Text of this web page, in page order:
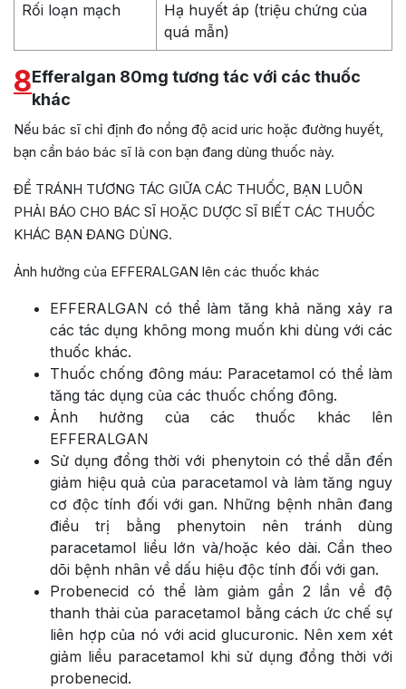
Rối loạn mạch
Hạ huyết áp (triệu chứng của
quá mẫn)
8Efferalgan 80mg tương tác với các thuốc
khác
Nếu bác sĩ chỉ định đo nồng độ acid uric hoặc đường huyết,
bạn cần báo bác sĩ là con bạn đang dùng thuốc này.
ĐỂ TRÁNH TƯƠNG TÁC GIỮA CÁC THUỐC, BẠN LUÔN
PHẢI BÁO CHO BÁC SĨ HOẶC DƯỢC SĨ BIẾT CÁC THUỐC
KHÁC BẠN ĐANG DÙNG.
Ảnh hưởng của EFFERALGAN lên các thuốc khác
EFFERALGAN có thể làm tăng khả năng xảy ra
các tác dụng không mong muốn khi dùng với các
thuốc khác.
Thuốc chống đông máu: Paracetamol có thể làm
tăng tác dụng của các thuốc chống đông.
Ảnh hưởng của các thuốc khác lên
EFFERALGAN
Sử dụng đổng thời với phenytoin có thể dẫn đến
giảm hiệu quả của paracetamol và làm tăng nguy
cơ độc tính đối với gan. Những bệnh nhân đang
điều trị bằng phenytoin nên tránh dùng
paracetamol liều lớn và/hoặc kéo dài. Cần theo
dõi bệnh nhân về dấu hiệu độc tính đối với gan.
Probenecid có thể làm giảm gần 2 lần về độ
thanh thải của paracetamol bằng cách ức chế sự
liên hợp của nó với acid glucuronic. Nên xem xét
giảm liều paracetamol khi sử dụng đồng thời với
probenecid.